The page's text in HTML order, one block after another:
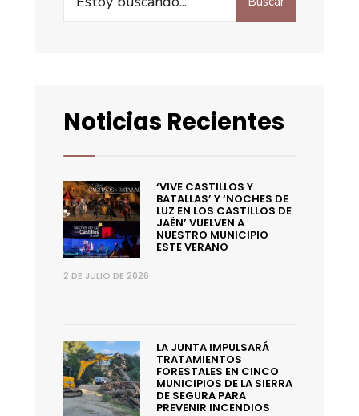
Noticias Recientes
‘VIVE CASTILLOS Y
BATALLAS’ Y ‘NOCHES DE
LUZ EN LOS CASTILLOS DE
JAÉN’ VUELVEN A
NUESTRO MUNICIPIO
ESTE VERANO
2 DE JULIO DE 2026
LA JUNTA IMPULSARÁ
TRATAMIENTOS
FORESTALES EN CINCO
MUNICIPIOS DE LA SIERRA
DE SEGURA PARA
PREVENIR INCENDIOS